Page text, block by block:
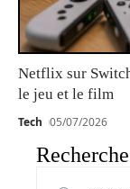
Netflix sur
le jeu et le film
Tech 05/07/2026
Recherche